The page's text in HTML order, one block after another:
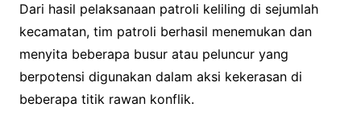
Dari hasil pelaksanaan patroli keliling di sejumlah
kecamatan, tim patroli berhasil menemukan dan
menyita beberapa busur atau peluncur yang
berpotensi digunakan dalam aksi kekerasan di
beberapa titik rawan konflik.